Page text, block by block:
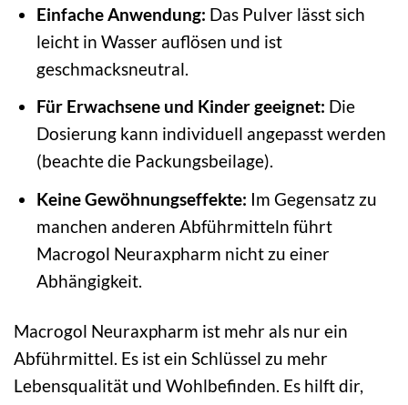
Einfache Anwendung: Das Pulver lässt sich
leicht in Wasser auflösen und ist
geschmacksneutral.
Für Erwachsene und Kinder geeignet: Die
Dosierung kann individuell angepasst werden
(beachte die Packungsbeilage).
Keine Gewöhnungseffekte: Im Gegensatz zu
manchen anderen Abführmitteln führt
Macrogol Neuraxpharm nicht zu einer
Abhängigkeit.
Macrogol Neuraxpharm ist mehr als nur ein
Abführmittel. Es ist ein Schlüssel zu mehr
Lebensqualität und Wohlbefinden. Es hilft dir,